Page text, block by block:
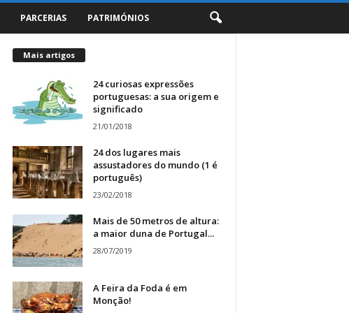
PARCERIAS PATRIMÓNIOS
Mais artigos
24 curiosas expressões
portuguesas: a sua origem e
significado
21/01/2018
24 dos lugares mais
assustadores do mundo (1 é
português)
23/02/2018
Mais de 50 metros de altura:
a maior duna de Portugal...
28/07/2019
A Feira da Foda é em
Monção!